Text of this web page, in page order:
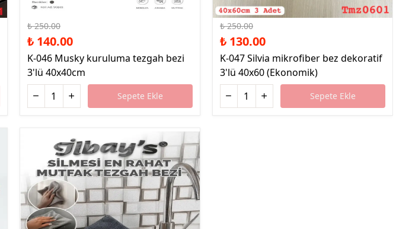
%44 İndirim
₺ 250.00
₺ 140.00
K-046 Musky kuruluma tezgah bezi
3'lü 40x40cm
Sepete Ekle
%48 İndirim
₺ 250.00
₺ 130.00
K-047 Silvia mikrofiber bez dekoratif
3'lü 40x60 (Ekonomik)
Sepete Ekle